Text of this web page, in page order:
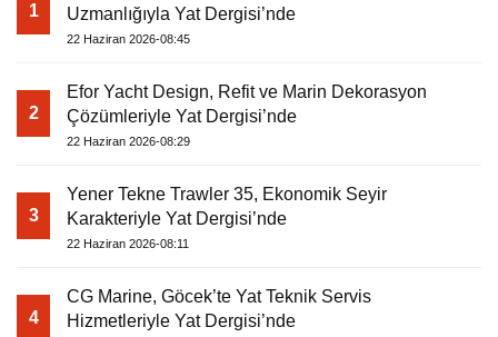
1
Uzmanlığıyla Yat Dergisi’nde
22 Haziran 2026-08:45
2
Efor Yacht Design, Refit ve Marin Dekorasyon
Çözümleriyle Yat Dergisi’nde
22 Haziran 2026-08:29
3
Yener Tekne Trawler 35, Ekonomik Seyir
Karakteriyle Yat Dergisi’nde
22 Haziran 2026-08:11
4
CG Marine, Göcek’te Yat Teknik Servis
Hizmetleriyle Yat Dergisi’nde